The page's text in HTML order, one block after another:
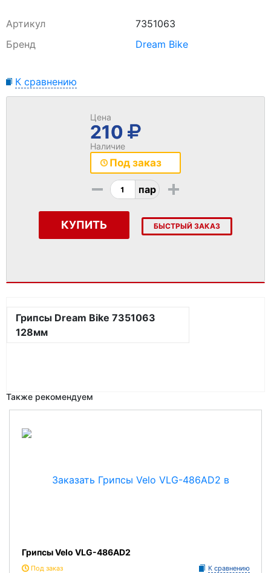
Артикул
7351063
Бренд
Dream Bike
К сравнению
Цена
210
Наличие
Под заказ
- пар +
КУПИТЬ БЫСТРЫЙ ЗАКАЗ
Грипсы Dream Bike 7351063
128мм
Также рекомендуем
Грипсы Velo VLG-486AD2
Под заказ К сравнению